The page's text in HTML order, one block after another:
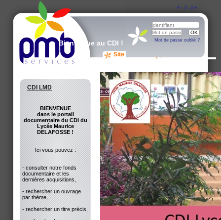
Site du CDI Avis des lecteurs
Bienvenue au CDI !
CDI LMD
BIENVENUE
dans le portail
documentaire du CDI du
Lycée Maurice
DELAFOSSE !
Ici vous pouvez :
- consulter notre fonds
documentaire et les
dernières acquisitions,
- rechercher un ouvrage
par thème,
- rechercher un titre précis,
A- A A+
Mot de passe oublié ?